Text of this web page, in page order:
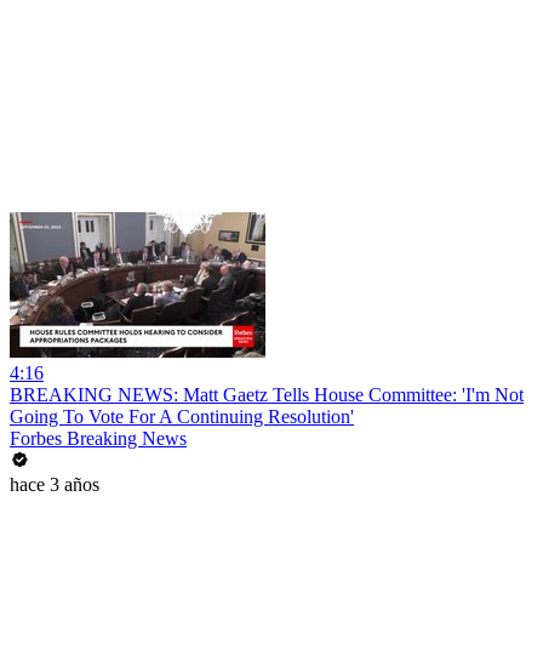
4:16
BREAKING NEWS: Matt Gaetz Tells House Committee: 'I'm Not
Going To Vote For A Continuing Resolution'
Forbes Breaking News
hace 3 años